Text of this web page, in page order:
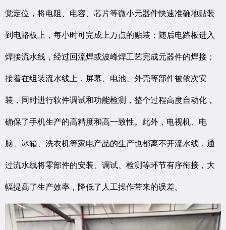
觉定位，将电阻、电容、芯片等微小元器件快速准确地贴装
到电路板上，每小时可完成上万点的贴装；随后电路板进入
焊接流水线，经过回流焊或波峰焊工艺完成元器件的焊接；
接着在组装流水线上，屏幕、电池、外壳等部件被依次安
装，同时进行软件调试和功能检测，整个过程高度自动化，
确保了手机生产的高精度和高一致性。此外，电视机、电
脑、冰箱、洗衣机等家电产品的生产也都离不开流水线，通
过流水线将零部件的安装、调试、检测等环节有序衔接，大
幅提高了生产效率，降低了人工操作带来的误差。